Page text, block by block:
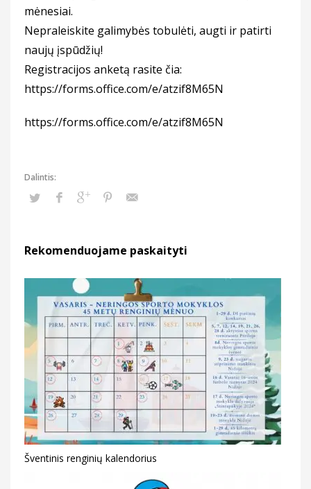
mėnesiai.
Nepraleiskite galimybės tobulėti, augti ir patirti
naujų įspūdžių!
Registracijos anketą rasite čia:
https://forms.office.com/e/atzif8M65N
https://forms.office.com/e/atzif8M65N
Rekomenduojame paskaityti
Šventinis renginių kalendorius